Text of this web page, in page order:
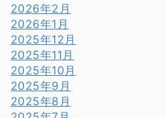
2026年2月
2026年1月
2025年12月
2025年11月
2025年10月
2025年9月
2025年8月